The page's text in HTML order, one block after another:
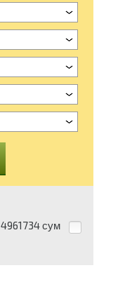
4961734 сум